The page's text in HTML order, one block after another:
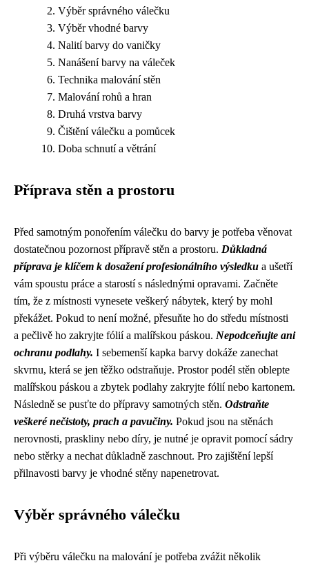
Výběr správného válečku
Výběr vhodné barvy
Nalití barvy do vaničky
Nanášení barvy na váleček
Technika malování stěn
Malování rohů a hran
Druhá vrstva barvy
Čištění válečku a pomůcek
Doba schnutí a větrání
Příprava stěn a prostoru
Před samotným ponořením válečku do barvy je potřeba věnovat
dostatečnou pozornost přípravě stěn a prostoru. Důkladná
příprava je klíčem k dosažení profesionálního výsledku a ušetří
vám spoustu práce a starostí s následnými opravami. Začněte
tím, že z místnosti vynesete veškerý nábytek, který by mohl
překážet. Pokud to není možné, přesuňte ho do středu místnosti
a pečlivě ho zakryjte fólií a malířskou páskou. Nepodceňujte ani
ochranu podlahy. I sebemenší kapka barvy dokáže zanechat
skvrnu, která se jen těžko odstraňuje. Prostor podél stěn oblepte
malířskou páskou a zbytek podlahy zakryjte fólií nebo kartonem.
Následně se pusťte do přípravy samotných stěn. Odstraňte
veškeré nečistoty, prach a pavučiny. Pokud jsou na stěnách
nerovnosti, praskliny nebo díry, je nutné je opravit pomocí sádry
nebo stěrky a nechat důkladně zaschnout. Pro zajištění lepší
přilnavosti barvy je vhodné stěny napenetrovat.
Výběr správného válečku
Při výběru válečku na malování je potřeba zvážit několik